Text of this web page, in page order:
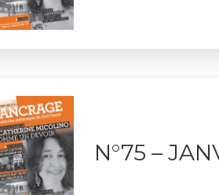
N°75 –